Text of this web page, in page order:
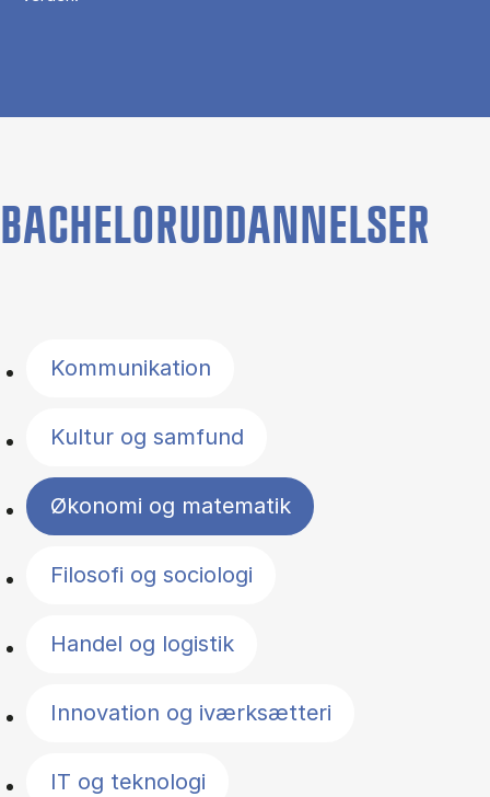
BACHELORUDDANNELSER
Kommunikation
Kultur og samfund
Økonomi og matematik
Filosofi og sociologi
Handel og logistik
Innovation og iværksætteri
IT og teknologi